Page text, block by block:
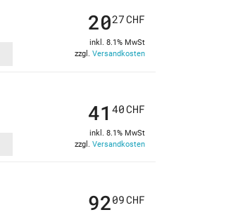
2027CHF
inkl. 8.1% MwSt
zzgl. Versandkosten
4140CHF
inkl. 8.1% MwSt
zzgl. Versandkosten
9209CHF